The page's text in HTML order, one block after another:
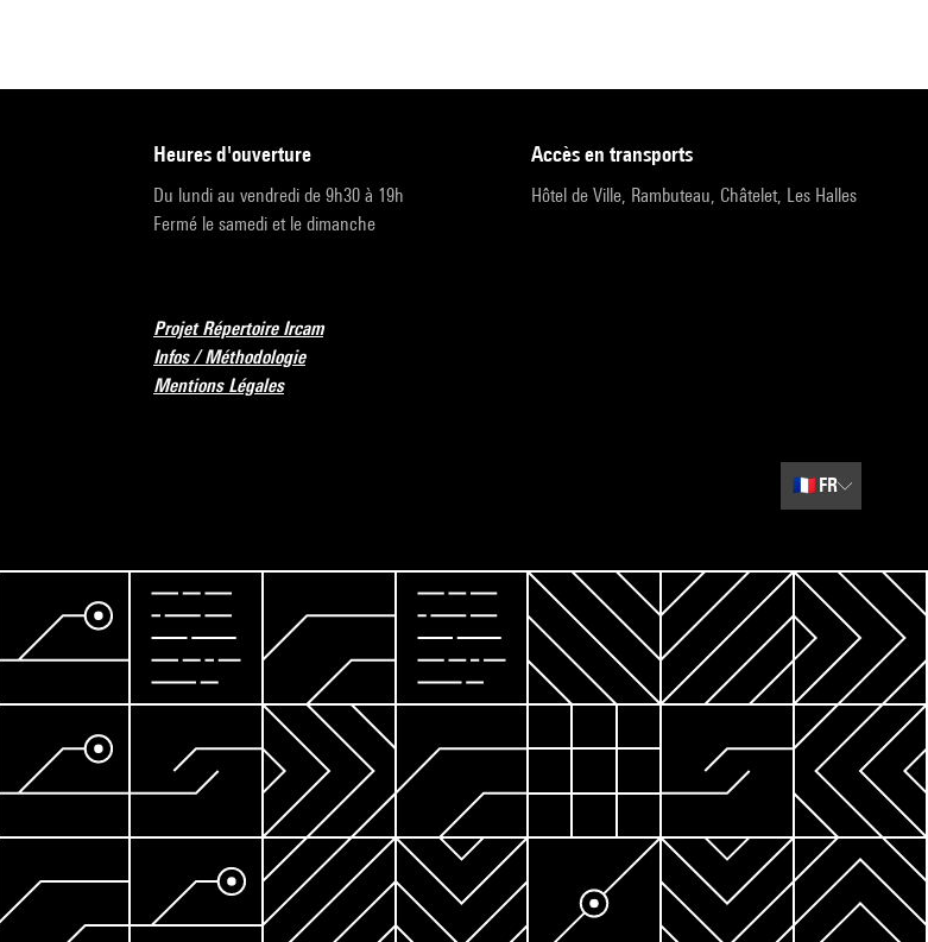
heures d'ouverture
Du lundi au vendredi de 9h30 à 19h
Fermé le samedi et le dimanche
accès en transports
Hôtel de Ville, Rambuteau, Châtelet, Les Halles
Projet Répertoire Ircam
Infos / Méthodologie
Mentions Légales
🇫🇷 FR